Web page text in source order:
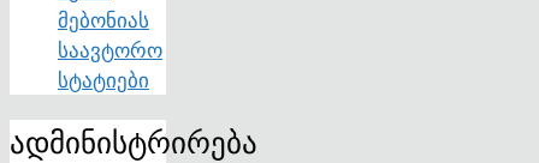
მებონიას
საავტორო
სტატიები
ადმინისტრირება